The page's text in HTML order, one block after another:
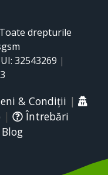
drepturile
32543269 |
& Condiții |
|
Întrebări